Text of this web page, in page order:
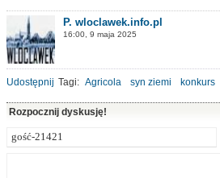
P. wloclawek.info.pl
16:00, 9 maja 2025
Udostępnij Tagi: Agricola syn ziemi konkurs
Rozpocznij dyskusję!